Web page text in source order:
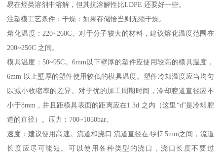
易在烃类溶剂中溶解，但其抗溶解性比LDPE还要好一些。
注塑模工艺条件：干燥：如果存储恰当则无须干燥。
熔化温度： 220~260C 。对于分子较大的材料，建议熔化温度范围在
200~250C 之间。
模具温度：50~95C 。 6mm 以下壁厚的塑件应使用较高的模具温度，
6mm 以上壁厚的塑件使用较低的模具温度。塑件冷却温度应当均匀
以减小收缩率的差异。对于优的加工周期时间，冷却腔道直径应不
小于8mm ，并且距模具表面的距离应在1.3d 之内（这里“d”是冷却腔
道的直径）。压力： 700~1050bar。
速度：建议使用高速。流道和浇口 :流道直径在4到 7.5mm之间，流道
长度应尽可能短。可以使用各种类型的浇口，浇口长度不要过